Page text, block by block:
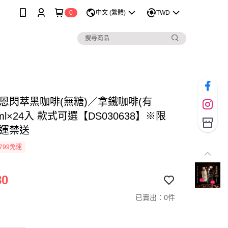
0 中文 (繁體) TWD
閃萃黑咖啡(無糖)／拿鐵咖啡(有
入 款式可選【DS030638】※限
禁送
免運
已賣出：0件